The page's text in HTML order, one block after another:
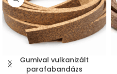
Gumival vulkanizált
parafabandázs